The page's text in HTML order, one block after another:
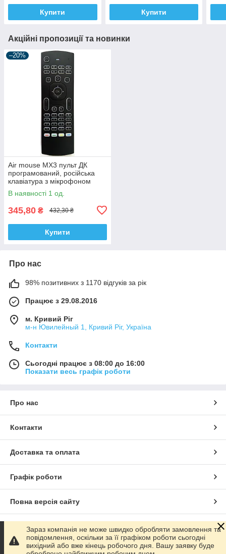
Купити Купити
Акційні пропозиції та новинки
–20%
Air mouse MX3 пульт ДК
програмований, російська
клавіатура з мікрофоном
В наявності 1 од.
345,80 ₴ 432,30 ₴
Купити
Про нас
98% позитивних з 1170 відгуків за рік
Працює з 29.08.2016
м. Кривий Ріг
м-н Ювилейный 1, Кривий Ріг, Україна
Контакти
Сьогодні працює з 08:00 до 16:00
Показати весь графік роботи
Про нас
Контакти
Доставка та оплата
Графік роботи
Повна версія сайту
Сайт створено на маркетплейсі Prom.ua
Політика конфіденційності
Зараз компанія не може швидко обробляти замовлення та
повідомлення, оскільки за її графіком роботи сьогодні
вихідний або вже кінець робочого дня. Вашу заявку буде